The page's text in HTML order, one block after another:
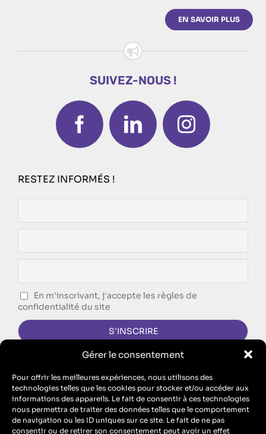
Gérer le consentement
Pour offrir les meilleures expériences, nous utilisons des
technologies telles que les cookies pour stocker et/ou accéder aux
informations des appareils. Le fait de consentir à ces technologies
nous permettra de traiter des données telles que le comportement
de navigation ou les ID uniques sur ce site. Le fait de ne pas
consentir ou de retirer son consentement peut avoir un effet
EN SAVOIR PLUS
SUIVEZ-NOUS !
RESTEZ INFORMÉS !
En m'inscrivant, j'accepte les règles de
confidentialité du site
CONTACTEZ-NOUS !
FORMULAIRE DE CONTACT
Singing Dodo est l’agence de communication d’ECM, SAS au
capital de 10 100 euros – RCS Metz B 912 455 466 // SIRET